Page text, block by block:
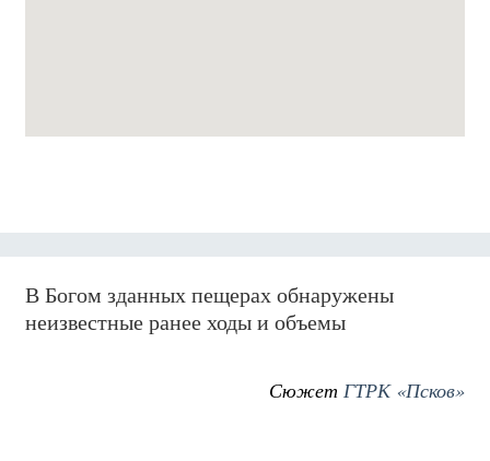
В Богом зданных пещерах обнаружены
неизвестные ранее ходы и объемы
СюжетГТРК «Псков»